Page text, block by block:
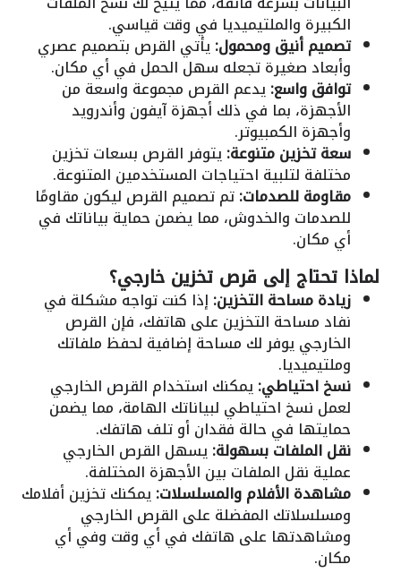
الكبيرة والملتيميديا في وقت قياسي.
تصميم أنيق ومحمول:يأتي القرص بتصميم عصري
وأبعاد صغيرة تجعله سهل الحمل في أي مكان.
توافق واسع:يدعم القرص مجموعة واسعة من
الأجهزة، بما في ذلك أجهزة آيفون وأندرويد
وأجهزة الكمبيوتر.
سعة تخزين متنوعة:يتوفر القرص بسعات تخزين
مختلفة لتلبية احتياجات المستخدمين المتنوعة.
مقاومة للصدمات:تم تصميم القرص ليكون مقاومًا
للصدمات والخدوش، مما يضمن حماية بياناتك في
أي مكان.
لماذا تحتاج إلى قرص تخزين خارجي؟
زيادة مساحة التخزين: إذا كنت تواجه مشكلة في
نفاد مساحة التخزين على هاتفك، فإن القرص
الخارجي يوفر لك مساحة إضافية لحفظ ملفاتك
وملتيميديا.
نسخ احتياطي:يمكنك استخدام القرص الخارجي
لعمل نسخ احتياطي لبياناتك الهامة، مما يضمن
حمايتها في حالة فقدان أو تلف هاتفك.
نقل الملفات بسهولة:يسهل القرص الخارجي
عملية نقل الملفات بين الأجهزة المختلفة.
مشاهدة الأفلام والمسلسلات:يمكنك تخزين أفلامك
ومسلسلاتك المفضلة على القرص الخارجي
ومشاهدتها على هاتفك في أي وقت وفي أي
مكان.